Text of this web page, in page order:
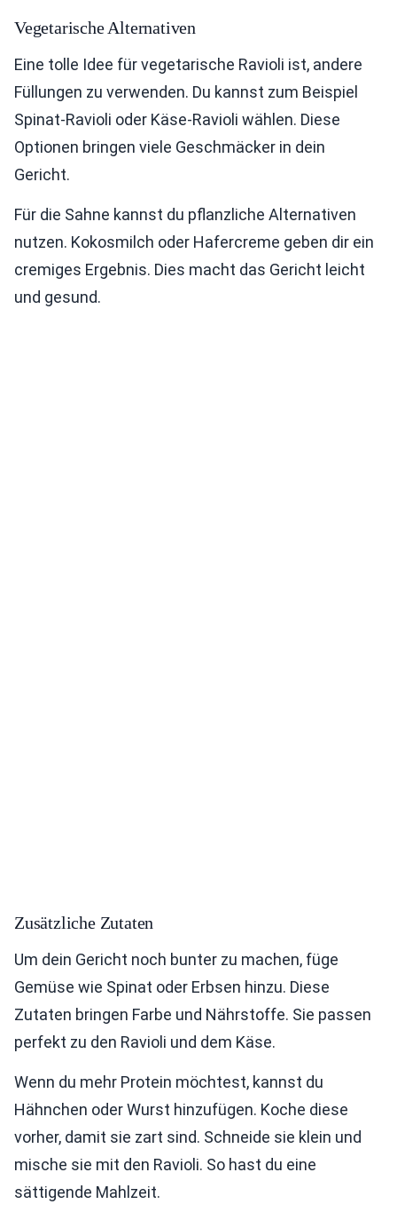
Vegetarische Alternativen
Eine tolle Idee für vegetarische Ravioli ist, andere
Füllungen zu verwenden. Du kannst zum Beispiel
Spinat-Ravioli oder Käse-Ravioli wählen. Diese
Optionen bringen viele Geschmäcker in dein
Gericht.
Für die Sahne kannst du pflanzliche Alternativen
nutzen. Kokosmilch oder Hafercreme geben dir ein
cremiges Ergebnis. Dies macht das Gericht leicht
und gesund.
Zusätzliche Zutaten
Um dein Gericht noch bunter zu machen, füge
Gemüse wie Spinat oder Erbsen hinzu. Diese
Zutaten bringen Farbe und Nährstoffe. Sie passen
perfekt zu den Ravioli und dem Käse.
Wenn du mehr Protein möchtest, kannst du
Hähnchen oder Wurst hinzufügen. Koche diese
vorher, damit sie zart sind. Schneide sie klein und
mische sie mit den Ravioli. So hast du eine
sättigende Mahlzeit.